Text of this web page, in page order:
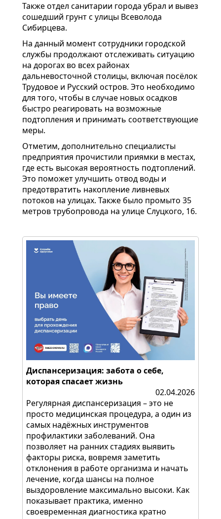
Также отдел санитарии города убрал и вывез
сошедший грунт с улицы Всеволода
Сибирцева.
На данный момент сотрудники городской
службы продолжают отслеживать ситуацию
на дорогах во всех районах
дальневосточной столицы, включая посёлок
Трудовое и Русский остров. Это необходимо
для того, чтобы в случае новых осадков
быстро реагировать на возможные
подтопления и принимать соответствующие
меры.
Отметим, дополнительно специалисты
предприятия прочистили приямки в местах,
где есть высокая вероятность подтоплений.
Это поможет улучшить отвод воды и
предотвратить накопление ливневых
потоков на улицах. Также было промыто 35
метров трубопровода на улице Слуцкого, 16.
Диспансеризация: забота о себе,
которая спасает жизнь
02.04.2026
Регулярная диспансеризация – это не
просто медицинская процедура, а один из
самых надёжных инструментов
профилактики заболеваний. Она
позволяет на ранних стадиях выявить
факторы риска, вовремя заметить
отклонения в работе организма и начать
лечение, когда шансы на полное
выздоровление максимально высоки. Как
показывает практика, именно
своевременная диагностика кратно